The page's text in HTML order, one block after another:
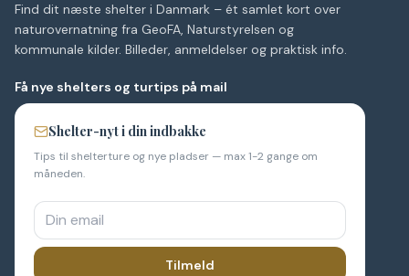
Find dit næste shelter i Danmark – ét samlet kort over
naturovernatning fra GeoFA, Naturstyrelsen og
kommunale kilder. Billeder, anmeldelser og praktisk info.
Få nye shelters og turtips på mail
Shelter-nyt i din indbakke
Tips til shelterture og nye pladser — max 1-2 gange om
måneden.
Tilmeld